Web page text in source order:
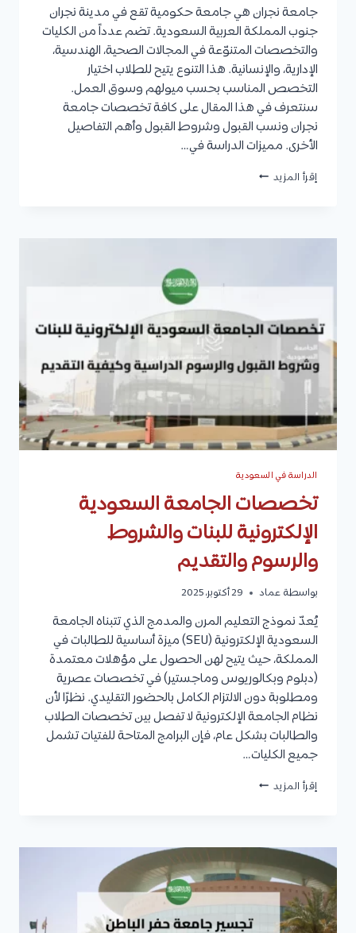
جامعة نجران هي جامعة حكومية تقع في مدينة نجران
جنوب المملكة العربية السعودية. تضم عدداً من الكليات
والتخصصات المتنوّعة في المجالات الصحية، الهندسية،
الإدارية، والإنسانية. هذا التنوع يتيح للطلاب اختيار
التخصص المناسب بحسب ميولهم وسوق العمل.
سنتعرف في هذا المقال على كافة تخصصات جامعة
نجران ونسب القبول وشروط القبول وأهم التفاصيل
الأخرى. مميزات الدراسة في…
إقرأ المزيد تخصصات
القبول
الدراسة في السعودية
تخصصات الجامعة السعودية
الإلكترونية للبنات والشروط
والرسوم والتقديم
بواسطة عماد 29 أكتوبر، 2025
يُعدّ نموذج التعليم المرن والمدمج الذي تتبناه الجامعة
السعودية الإلكترونية (SEU) ميزة أساسية للطالبات في
المملكة، حيث يتيح لهن الحصول على مؤهلات معتمدة
(دبلوم وبكالوريوس وماجستير) في تخصصات عصرية
ومطلوبة دون الالتزام الكامل بالحضور التقليدي. نظرًا لأن
نظام الجامعة الإلكترونية لا تفصل بين تخصصات الطلاب
والطالبات بشكل عام، فإن البرامج المتاحة للفتيات تشمل
جميع الكليات…
إقرأ المزيد تخصصات
والشروط
والرسوم
والتقديم